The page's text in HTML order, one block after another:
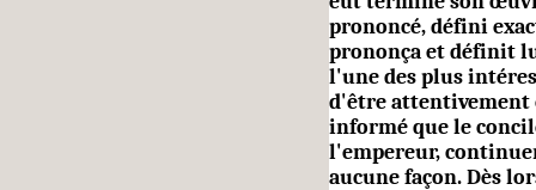
prononcé, défini
prononça et définit
l'une des plus
d'être attentivement
informé que le
l'empereur,
aucune façon. Dès